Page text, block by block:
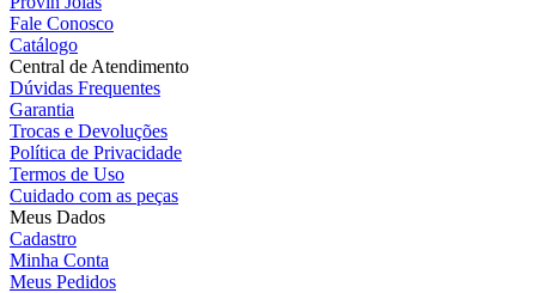
Fale Conosco
Catálogo
Central de Atendimento
Dúvidas Frequentes
Garantia
Trocas e Devoluções
Política de Privacidade
Termos de Uso
Cuidado com as peças
Meus Dados
Cadastro
Minha Conta
Meus Pedidos